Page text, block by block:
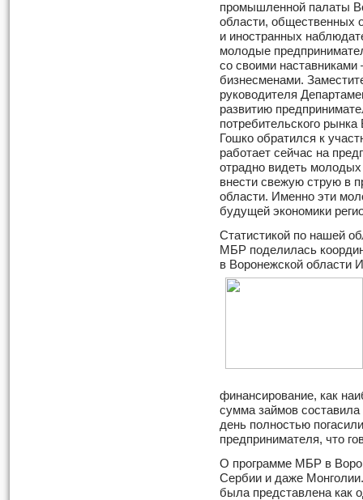
промышленной палаты
области, общественных
и иностранных
молодые
со своими
бизнесменами.
руководителя
развитию
потребительского
Гошко обратился к
работает сейчас на
отрадно видеть
внести свежую струю в
области. Именно эти
будущей экономики
Статистикой по нашей
МБР поделилась
в Воронежской области
финансирование, как
сумма займов
день полностью
предпринимателя, что
О программе МБР в
Сербии и даже
была представлена как